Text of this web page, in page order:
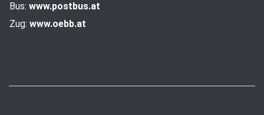
Bus: www.postbus.at
Zug: www.oebb.at